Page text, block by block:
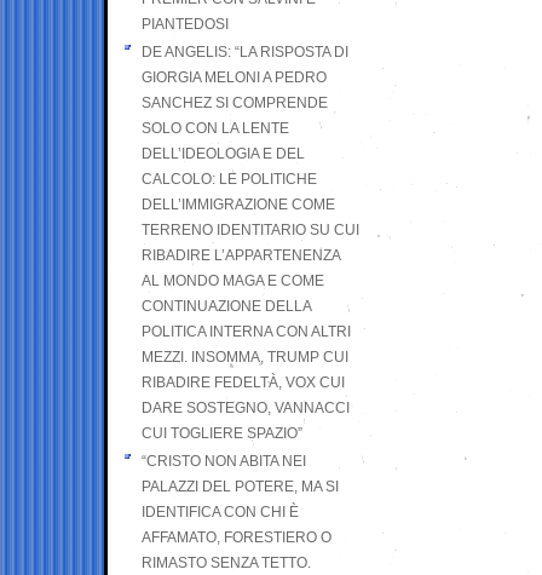
PIANTEDOSI
DE ANGELIS: “LA RISPOSTA DI
GIORGIA MELONI A PEDRO
SANCHEZ SI COMPRENDE
SOLO CON LA LENTE
DELL’IDEOLOGIA E DEL
CALCOLO: LE POLITICHE
DELL’IMMIGRAZIONE COME
TERRENO IDENTITARIO SU CUI
RIBADIRE L’APPARTENENZA
AL MONDO MAGA E COME
CONTINUAZIONE DELLA
POLITICA INTERNA CON ALTRI
MEZZI. INSOMMA, TRUMP CUI
RIBADIRE FEDELTÀ, VOX CUI
DARE SOSTEGNO, VANNACCI
CUI TOGLIERE SPAZIO”
“CRISTO NON ABITA NEI
PALAZZI DEL POTERE, MA SI
IDENTIFICA CON CHI È
AFFAMATO, FORESTIERO O
RIMASTO SENZA TETTO.